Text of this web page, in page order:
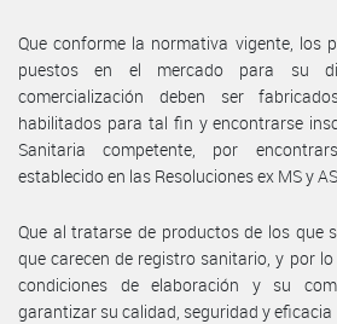
Que conforme la normativa vigente, los
puestos en el mercado para su
comercialización deben ser
habilitados para tal fin y encontrarse
Sanitaria competente, por
establecido en las Resoluciones ex MS y
Que al tratarse de productos de los que
que carecen de registro sanitario, y por
condiciones de elaboración y su
garantizar su calidad, seguridad y eficacia